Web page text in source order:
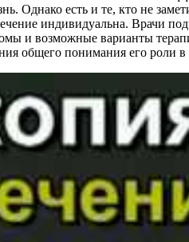
Однако есть и те, кто не
индивидуальна. Врачи
и возможные варианты
общего понимания его роли в